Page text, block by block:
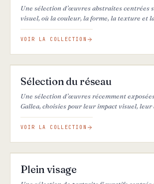
Une sélection d’œuvres abstraites centrées
visuel, où la couleur, la forme, la texture et
priment sur le récit ou l’interprétation.
VOIR LA COLLECTION
27 ŒUVRES
Sélection du réseau
Une sélection d’œuvres récemment
Gallea, choisies pour leur impact visuel,
artistique et l’intérêt qu’elles ont suscité
différents publics.
VOIR LA COLLECTION
26 ŒUVRES
Plein visage